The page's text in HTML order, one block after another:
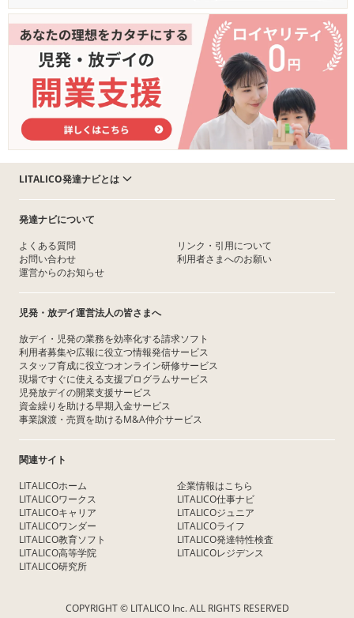
LITALICO発達ナビとは
発達ナビについて
よくある質問
お問い合わせ
運営からのお知らせ
リンク・引用について
利用者さまへのお願い
児発・放デイ運営法人の皆さまへ
放デイ・児発の業務を効率化する請求ソフト
利用者募集や広報に役立つ情報発信サービス
スタッフ育成に役立つオンライン研修サービス
現場ですぐに使える支援プログラムサービス
児発放デイの開業支援サービス
資金繰りを助ける早期入金サービス
事業譲渡・売買を助けるM&A仲介サービス
関連サイト
LITALICOホーム
LITALICOワークス
LITALICOキャリア
LITALICOワンダー
LITALICO教育ソフト
LITALICO高等学院
LITALICO研究所
企業情報はこちら
LITALICO仕事ナビ
LITALICOジュニア
LITALICOライフ
LITALICO発達特性検査
LITALICOレジデンス
COPYRIGHT © LITALICO Inc. ALL RIGHTS RESERVED